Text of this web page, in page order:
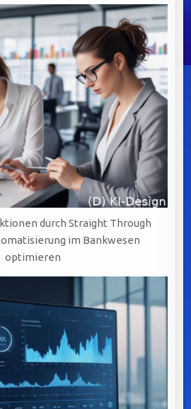
durch Straight Through
im Bankwesen
optimieren